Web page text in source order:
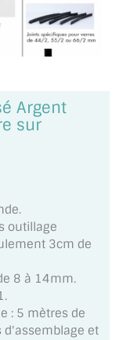
Argent
sur
outillage
3cm de
8 à 14mm.
: 5 mètres de
d'assemblage et